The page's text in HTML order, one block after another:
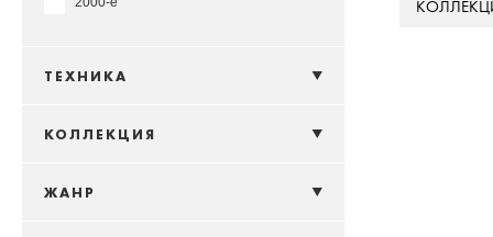
ТЕХНИКА
КОЛЛЕКЦИЯ
ЖАНР